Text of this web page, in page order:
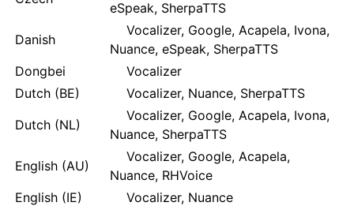
eSpeak, SherpaTTS
Danish
Vocalizer, Google, Acapela, Ivona,
Nuance, eSpeak, SherpaTTS
Dongbei
Vocalizer
Dutch (BE)
Vocalizer, Nuance, SherpaTTS
Dutch (NL)
Vocalizer, Google, Acapela, Ivona,
Nuance, SherpaTTS
English (AU)
Vocalizer, Google, Acapela,
Nuance, RHVoice
English (IE)
Vocalizer, Nuance